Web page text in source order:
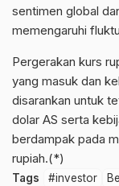
sentimen global
memengaruhi
Pergerakan kurs
yang masuk dan
disarankan untuk
dolar AS serta
berdampak pada
rupiah.(*)
Tags #investor